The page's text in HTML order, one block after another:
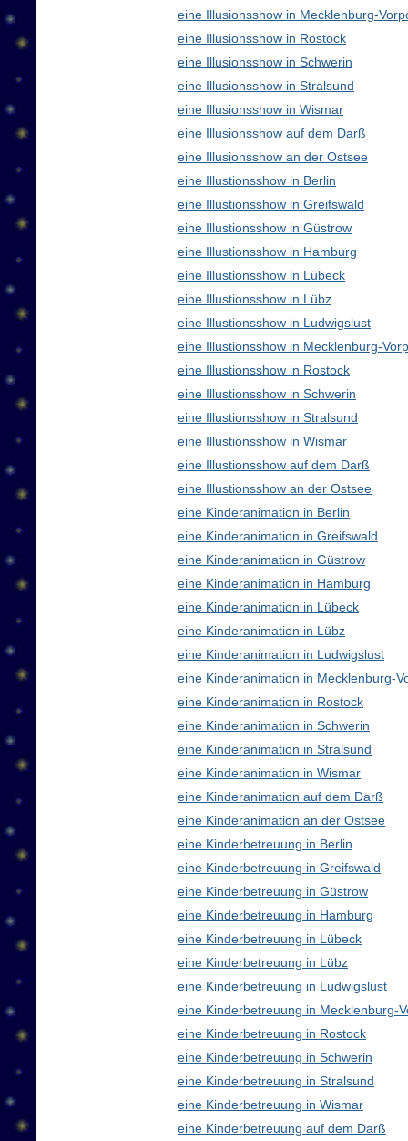
eine Illusionsshow in Mecklenburg-
eine Illusionsshow in Rostock
eine Illusionsshow in Schwerin
eine Illusionsshow in Stralsund
eine Illusionsshow in Wismar
eine Illusionsshow auf dem Darß
eine Illusionsshow an der Ostsee
eine Illustionsshow in Berlin
eine Illustionsshow in Greifswald
eine Illustionsshow in Güstrow
eine Illustionsshow in Hamburg
eine Illustionsshow in Lübeck
eine Illustionsshow in Lübz
eine Illustionsshow in Ludwigslust
eine Illustionsshow in Mecklenburg-
eine Illustionsshow in Rostock
eine Illustionsshow in Schwerin
eine Illustionsshow in Stralsund
eine Illustionsshow in Wismar
eine Illustionsshow auf dem Darß
eine Illustionsshow an der Ostsee
eine Kinderanimation in Berlin
eine Kinderanimation in Greifswald
eine Kinderanimation in Güstrow
eine Kinderanimation in Hamburg
eine Kinderanimation in Lübeck
eine Kinderanimation in Lübz
eine Kinderanimation in Ludwigslust
eine Kinderanimation in Mecklenburg-
eine Kinderanimation in Rostock
eine Kinderanimation in Schwerin
eine Kinderanimation in Stralsund
eine Kinderanimation in Wismar
eine Kinderanimation auf dem Darß
eine Kinderanimation an der Ostsee
eine Kinderbetreuung in Berlin
eine Kinderbetreuung in Greifswald
eine Kinderbetreuung in Güstrow
eine Kinderbetreuung in Hamburg
eine Kinderbetreuung in Lübeck
eine Kinderbetreuung in Lübz
eine Kinderbetreuung in Ludwigslust
eine Kinderbetreuung in Mecklenburg-
eine Kinderbetreuung in Rostock
eine Kinderbetreuung in Schwerin
eine Kinderbetreuung in Stralsund
eine Kinderbetreuung in Wismar
eine Kinderbetreuung auf dem Darß